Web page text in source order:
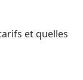
et quelles